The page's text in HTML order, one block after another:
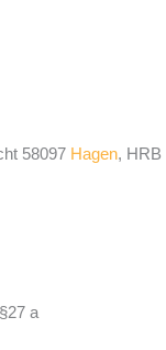
58097 Hagen, HRB
a